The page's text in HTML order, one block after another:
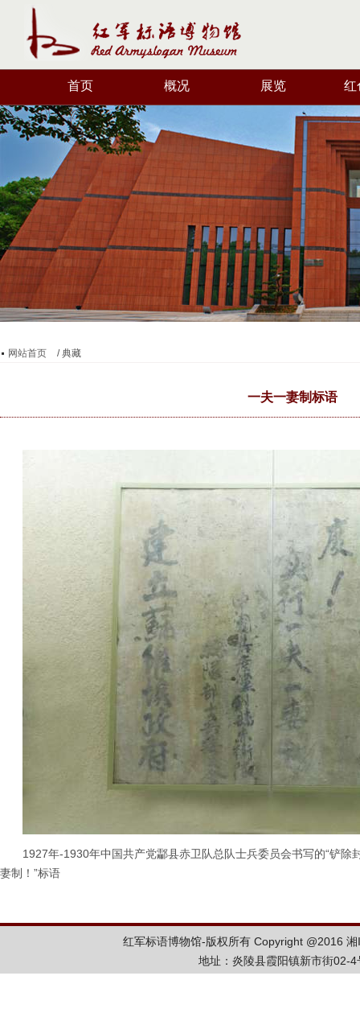
首页 概况 展览 红
网站首页 / 典藏
一夫一妻制标语
1927年-1930年中国共产党酃县赤卫队总队士兵委员会书写的“铲除
妻制！”标语
红军标语博物馆-版权所有 Copyright @2016 湘
地址：炎陵县霞阳镇新市街